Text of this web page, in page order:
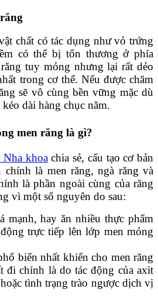
chất có tác dụng như vỏ trứng
có thể bị tổn thương ở phía
tuy mỏng nhưng lại rất dẻo
trong cơ thể. Nếu được chăm
sẽ vô cùng bền vững mặc dù
dài hàng chục năm.
men răng là gì?
Nha khoachia sẻ, cấu tạo cơ bản
chính là men răng, ngà răng và
là phần ngoài cùng của răng
vì một số nguyên do sau:
mạnh, hay ăn nhiều thực phẩm
trực tiếp lên lớp men mỏng
biến nhất khiến cho men răng
đi chính là do tác động của axit
tình trạng trào ngược dịch vị